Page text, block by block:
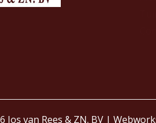
Jos van Rees & ZN. BV |